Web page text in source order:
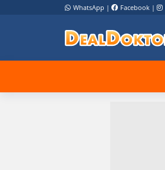
WhatsApp | Facebook |